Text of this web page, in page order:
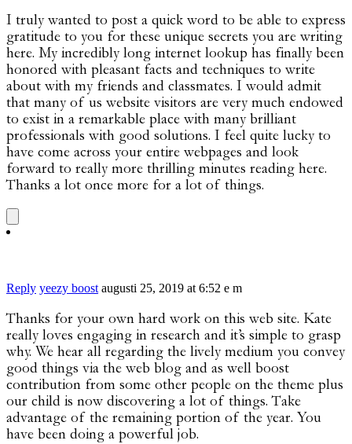
I truly wanted to post a quick word to be able to express
gratitude to you for these unique secrets you are writing
here. My incredibly long internet lookup has finally been
honored with pleasant facts and techniques to write
about with my friends and classmates. I would admit
that many of us website visitors are very much endowed
to exist in a remarkable place with many brilliant
professionals with good solutions. I feel quite lucky to
have come across your entire webpages and look
forward to really more thrilling minutes reading here.
Thanks a lot once more for a lot of things.
Reply yeezy boost augusti 25, 2019 at 6:52 e m
Thanks for your own hard work on this web site. Kate
really loves engaging in research and it’s simple to grasp
why. We hear all regarding the lively medium you convey
good things via the web blog and as well boost
contribution from some other people on the theme plus
our child is now discovering a lot of things. Take
advantage of the remaining portion of the year. You
have been doing a powerful job.